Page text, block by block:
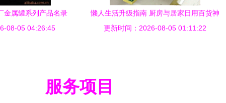
金属罐系列产品名录
货精选
08-05 04:26:45
懒人生活升级指南 厨房与居家日用百货神
器大全
更新时间：2026-08-05 01:11:22
服务项目